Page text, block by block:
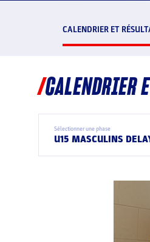
CALENDRIER ET
CALENDRIER
Sélectionner une phase
U15 MASCULINS